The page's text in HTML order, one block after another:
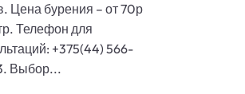
Цена бурения – от 70р
Телефон для
+375(44) 566-
Выбор...